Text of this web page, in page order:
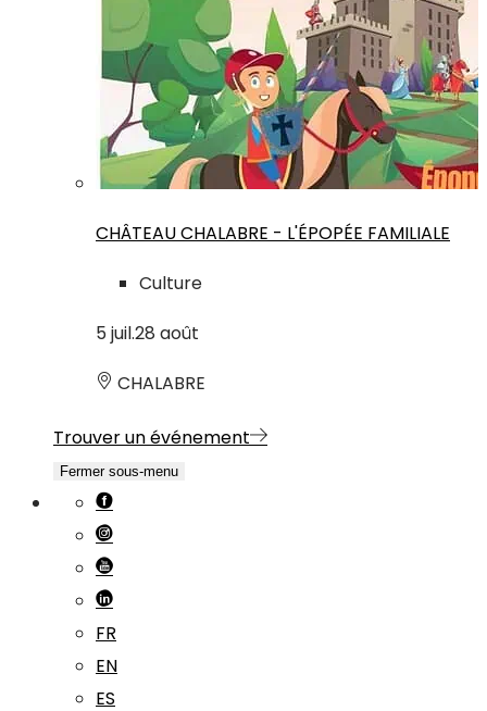
CHÂTEAU CHALABRE - L'ÉPOPÉE FAMILIALE
Culture
5 juil.28 août
CHALABRE
Trouver un événement
Fermer sous-menu
FR
EN
ES